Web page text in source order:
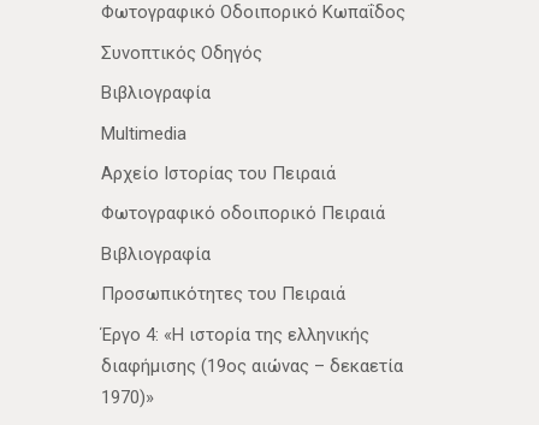
Φωτογραφικό Οδοιπορικό Κωπαΐδος
Συνοπτικός Οδηγός
Βιβλιογραφία
Multimedia
Αρχείο Ιστορίας του Πειραιά
Φωτογραφικό οδοιπορικό Πειραιά
Βιβλιογραφία
Προσωπικότητες του Πειραιά
Έργο 4: «Η ιστορία της ελληνικής
διαφήμισης (19ος αιώνας – δεκαετία
1970)»